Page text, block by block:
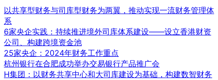
以共享型财务与司库型财务为两翼，推动实现一流财务管理体
系
6家央企实践：持续推进境外司库体系建设——设立香港财资
公司、构建跨境资金池
25家央企：2024年财务工作重点
杭州银行在合肥成功举办交易银行产品推广会
H集团：以财务共享中心和大司库建设为基础，构建数智财务